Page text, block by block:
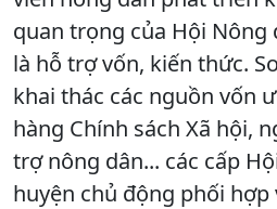
quan trọng của Hội Nông
là hỗ trợ vốn, kiến thức.
khai thác các nguồn vốn
hàng Chính sách Xã hội,
trợ nông dân... các cấp
huyện chủ động phối hợp